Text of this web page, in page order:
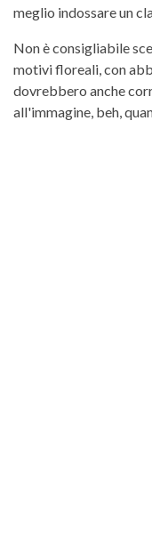
meglio indossare un
Non è consigliabile
motivi floreali, con
dovrebbero anche
all'immagine, beh,